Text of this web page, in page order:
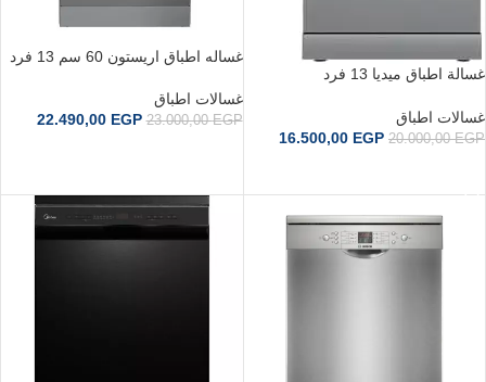
غسالة اطباق ميديا 13 فرد
غسالات اطباق
20.000,00EGP
16.500,00 EGP
غساله اطباق اريستون 60 سم 13 فرد
غسالات اطباق
23.000,00EGP
22.490,00 EGP